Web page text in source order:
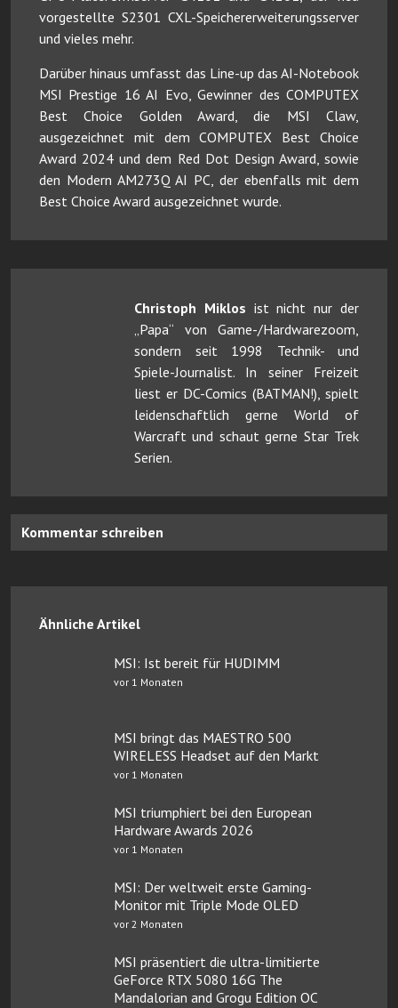
vorgestellte S2301 CXL-Speichererweiterungsserver
und vieles mehr.
Darüber hinaus umfasst das Line-up das AI-Notebook
MSI Prestige 16 AI Evo, Gewinner des COMPUTEX
Best Choice Golden Award, die MSI Claw,
ausgezeichnet mit dem COMPUTEX Best Choice
Award 2024 und dem Red Dot Design Award, sowie
den Modern AM273Q AI PC, der ebenfalls mit dem
Best Choice Award ausgezeichnet wurde.
Christoph Miklos ist nicht nur der
„Papa“ von Game-/Hardwarezoom,
sondern seit 1998 Technik- und
Spiele-Journalist. In seiner Freizeit
liest er DC-Comics (BATMAN!), spielt
leidenschaftlich gerne World of
Warcraft und schaut gerne Star Trek
Serien.
Kommentar schreiben
Ähnliche Artikel
MSI: Ist bereit für HUDIMM
vor 1 Monaten
MSI bringt das MAESTRO 500
WIRELESS Headset auf den Markt
vor 1 Monaten
MSI triumphiert bei den European
Hardware Awards 2026
vor 1 Monaten
MSI: Der weltweit erste Gaming-
Monitor mit Triple Mode OLED
vor 2 Monaten
MSI präsentiert die ultra-limitierte
GeForce RTX 5080 16G The
Mandalorian and Grogu Edition OC